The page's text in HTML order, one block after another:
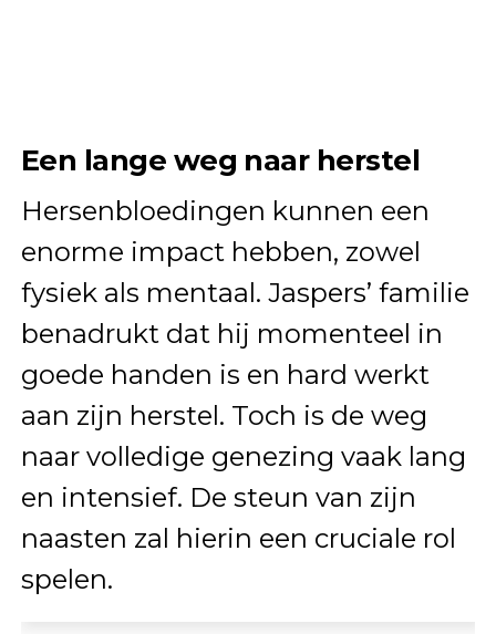
Een lange weg naar herstel
Hersenbloedingen kunnen een
enorme impact hebben, zowel
fysiek als mentaal. Jaspers’ familie
benadrukt dat hij momenteel in
goede handen is en hard werkt
aan zijn herstel. Toch is de weg
naar volledige genezing vaak lang
en intensief. De steun van zijn
naasten zal hierin een cruciale rol
spelen.